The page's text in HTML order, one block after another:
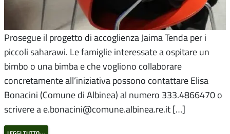
Prosegue il progetto di accoglienza Jaima Tenda per i
piccoli saharawi. Le famiglie interessate a ospitare un
bimbo o una bimba e che vogliono collaborare
concretamente all’iniziativa possono contattare Elisa
Bonacini (Comune di Albinea) al numero 333.4866470 o
scrivere a e.bonacini@comune.albinea.re.it […]